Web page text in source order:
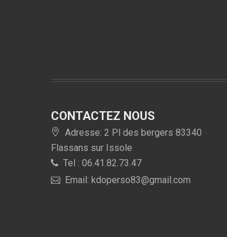
CONTACTEZ NOUS
Adresse: 2 Pl des bergers 83340
Flassans sur Issole
Tel : 06.41.82.73.47
Email: kdoperso83@gmail.com